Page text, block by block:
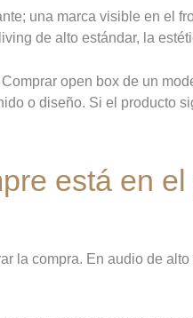
una marca visible en el
de alto estándar, la
open box de un
o diseño. Si el producto
está en
la compra. En audio de